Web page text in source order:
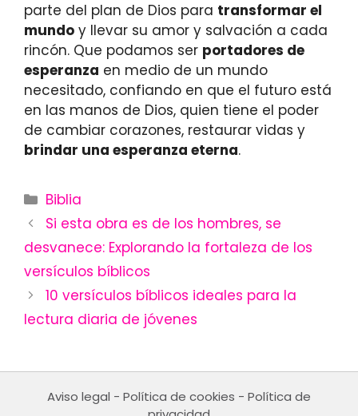
parte del plan de Dios para transformar el
mundo y llevar su amor y salvación a cada
rincón. Que podamos ser portadores de
esperanza en medio de un mundo
necesitado, confiando en que el futuro está
en las manos de Dios, quien tiene el poder
de cambiar corazones, restaurar vidas y
brindar una esperanza eterna.
Categories
Biblia
Si esta obra es de los hombres, se
desvanece: Explorando la fortaleza de los
versículos bíblicos
10 versículos bíblicos ideales para la
lectura diaria de jóvenes
Aviso legal - Política de cookies - Política de